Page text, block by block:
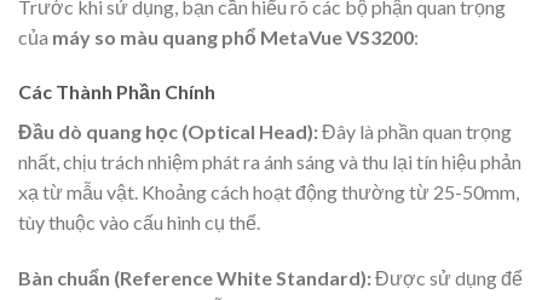
Trước khi sử dụng, bạn cần hiểu rõ các bộ phận quan trọng
của máy so màu quang phổ MetaVue VS3200:
Các Thành Phần Chính
Đầu dò quang học (Optical Head):Đây là phần quan trọng
nhất, chịu trách nhiệm phát ra ánh sáng và thu lại tín hiệu phản
xạ từ mẫu vật. Khoảng cách hoạt động thường từ 25-50mm,
tùy thuộc vào cấu hình cụ thể.
Bàn chuẩn (Reference White Standard):Được sử dụng để